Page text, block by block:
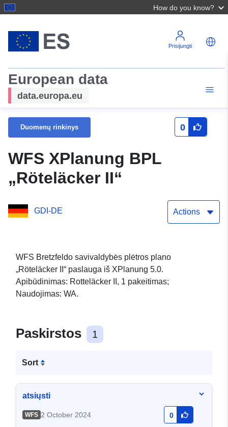
How do you know?
Prisijungti
European data
data.europa.eu
Duomenų rinkinys 0
WFS XPlanung BPL
„Röteläcker II“
GDI-DE Actions
WFS Bretzfeldo savivaldybės plėtros plano
„Röteläcker II“ paslauga iš XPlanung 5.0.
Apibūdinimas: Rotteläcker II, 1 pakeitimas;
Naudojimas: WA.
Paskirstos 1
Sort
atsiųsti
WFS 2 October 2024 0